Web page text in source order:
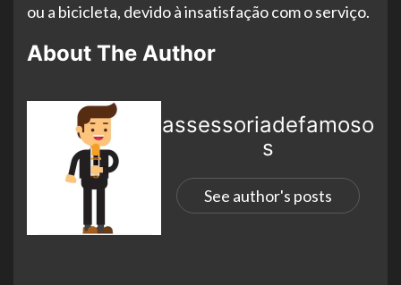
ou a bicicleta, devido à insatisfação com o serviço.
About The Author
assessoriadefamoso
s
See author's posts